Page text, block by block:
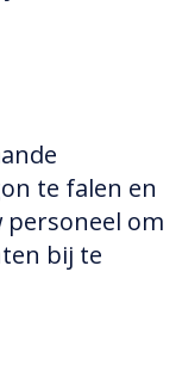
te falen en
personeel om
bij te